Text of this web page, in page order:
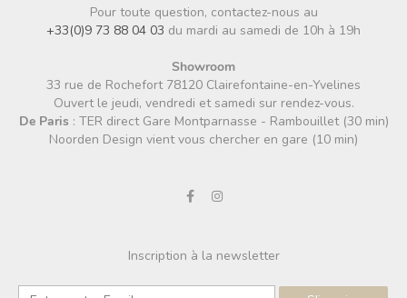
Pour toute question, contactez-nous au
+33(0)9 73 88 04 03 du mardi au samedi de 10h à 19h
Showroom
33 rue de Rochefort 78120 Clairefontaine-en-Yvelines
Ouvert le jeudi, vendredi et samedi sur rendez-vous.
De Paris : TER direct Gare Montparnasse - Rambouillet (30 min)
Noorden Design vient vous chercher en gare (10 min)
Inscription à la newsletter